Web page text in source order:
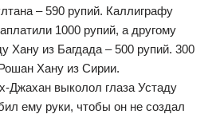
– 590 рупий. Каллиграфу
1000 рупий, а другому
Хану из Багдада – 500 рупий. 300
Хану из Сирии.
Джахан выколол глаза Устаду
ему руки, чтобы он не создал